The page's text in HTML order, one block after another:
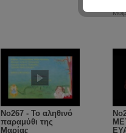
No267 - Το αληθινό
παραμύθι της
Μαρίας